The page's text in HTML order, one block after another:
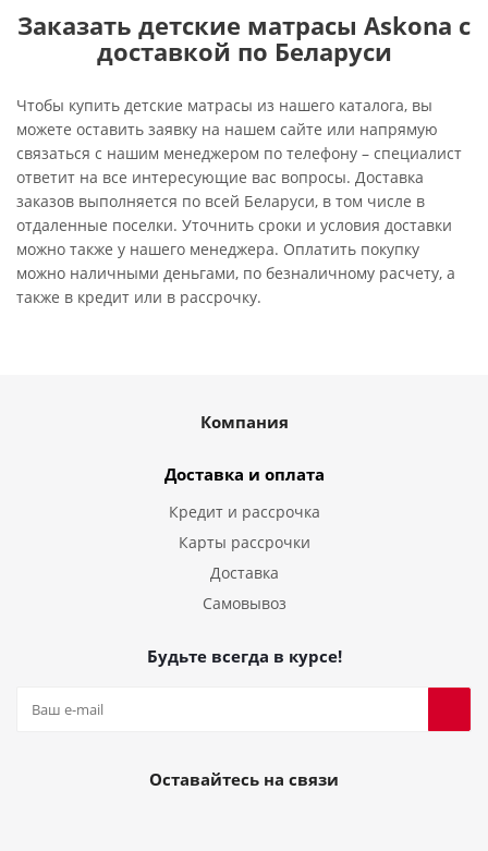
Заказать детские матрасы Askona с
доставкой по Беларуси
Чтобы купить детские матрасы из нашего каталога, вы
можете оставить заявку на нашем сайте или напрямую
связаться с нашим менеджером по телефону – специалист
ответит на все интересующие вас вопросы. Доставка
заказов выполняется по всей Беларуси, в том числе в
отдаленные поселки. Уточнить сроки и условия доставки
можно также у нашего менеджера. Оплатить покупку
можно наличными деньгами, по безналичному расчету, а
также в кредит или в рассрочку.
Компания
Доставка и оплата
Кредит и рассрочка
Карты рассрочки
Доставка
Самовывоз
Будьте всегда в курсе!
Оставайтесь на связи